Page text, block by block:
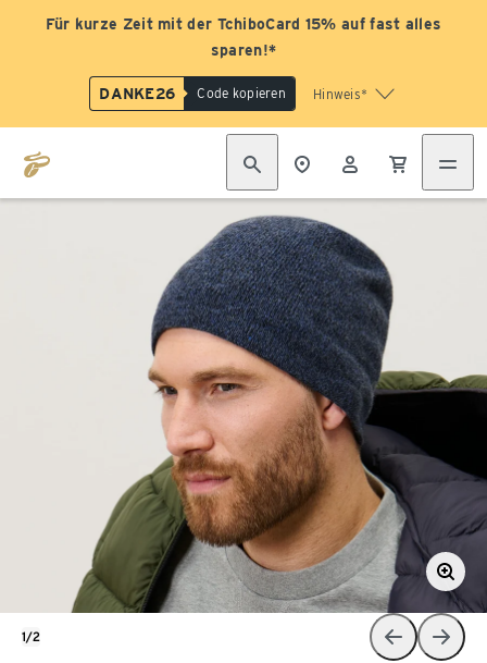
Für kurze Zeit mit der TchiboCard 15% auf fast alles
sparen!*
DANKE26 Code kopieren Hinweis*
1/2